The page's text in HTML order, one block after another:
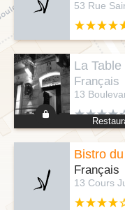
La Table
Français
Bistro
Français
13 Cours